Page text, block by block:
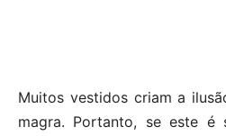
Muitos vestidos criam a
magra. Portanto, se este